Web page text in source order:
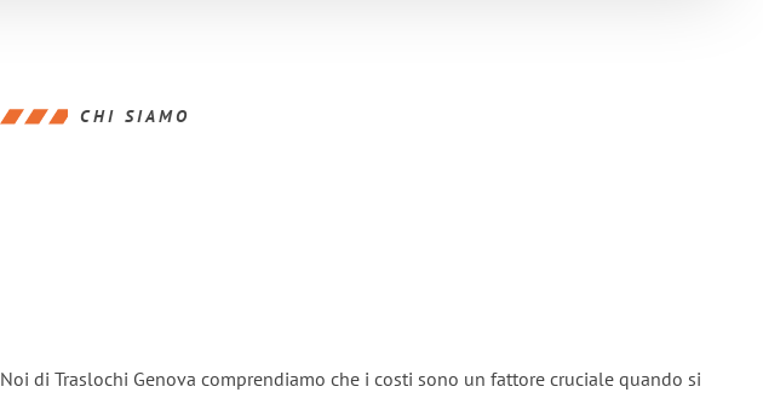
CHI SIAMO
Noi di Traslochi Genova comprendiamo che i costi sono un fattore cruciale quando si